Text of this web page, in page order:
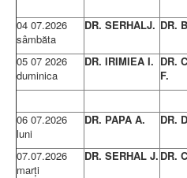
AMBULATOR
AMBULATOR CHIRURGIE
AMBULATOR ORTOPEDIE
AMBULATOR MEDICINĂ
AMBULATOR NEUROLOGIE
AMBULATOR PEDIATRIE
MANAGEMENT
PLAN STRATEGIC 2021 -
PROIECT DE
04 07.2026
sâmbăta
DR. SERHALJ. DR.
05 07 2026
duminica
DR. IRIMIEA I. DR.
F.
06 07.2026
luni
DR. PAPA A. DR.
07.07.2026
marţi
DR. SERHAL J. DR.